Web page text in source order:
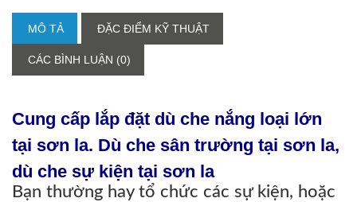
MÔ TẢ ĐẶC ĐIỂM KỸ THUẬT
CÁC BÌNH LUẬN (0)
Cung cấp lắp đặt dù che nắng loại lớn
tại sơn la. Dù che sân trường tại sơn la,
dù che sự kiện tại sơn la
Bạn thường hay tổ chức các sự kiện, hoặc